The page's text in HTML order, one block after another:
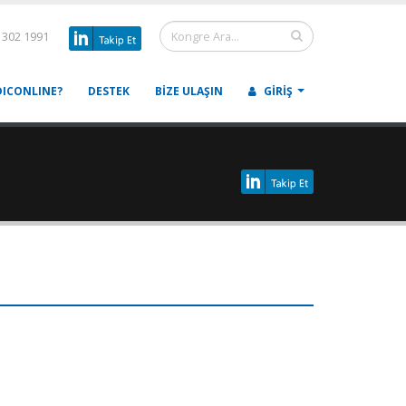
1991
DESTEK BIZE ULAŞIN GIRIŞ